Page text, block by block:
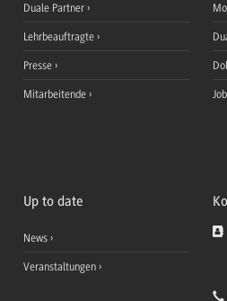
Duale Partner
Lehrbeauftragte
Presse
Mitarbeitende
Up to date
News
Veranstaltungen